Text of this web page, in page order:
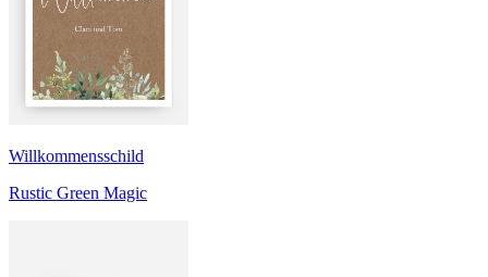
Willkommensschild
Rustic Green Magic